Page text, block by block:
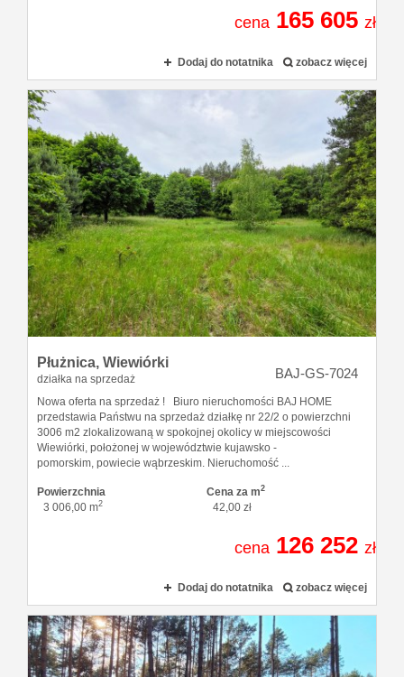
cena 165 605 zł
Dodaj do notatnika zobacz więcej
Płużnica, Wiewiórki
działka na sprzedaż BAJ-GS-7024
Nowa oferta na sprzedaż ! Biuro nieruchomości BAJ HOME
przedstawia Państwu na sprzedaż działkę nr 22/2 o powierzchni
3006 m2 zlokalizowaną w spokojnej okolicy w miejscowości
Wiewiórki, położonej w województwie kujawsko -
pomorskim, powiecie wąbrzeskim. Nieruchomość ...
Powierzchnia
3 006,00 m2
Cena za m2
42,00 zł
cena 126 252 zł
Dodaj do notatnika zobacz więcej